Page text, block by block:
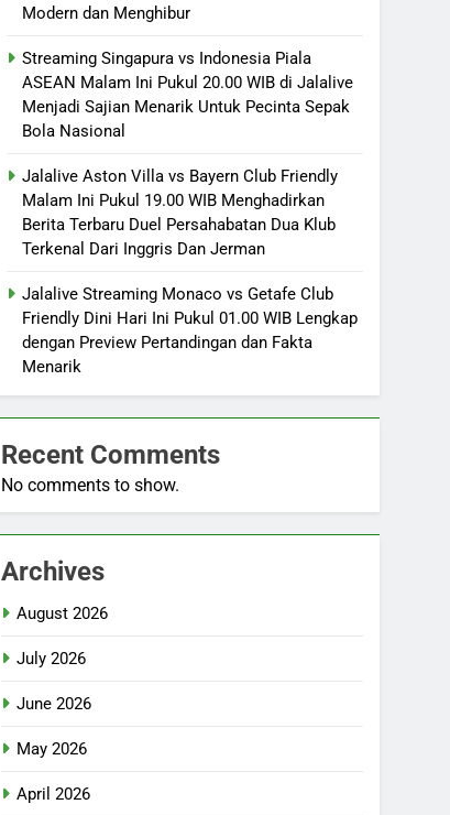
Modern dan Menghibur
Streaming Singapura vs Indonesia Piala
ASEAN Malam Ini Pukul 20.00 WIB di Jalalive
Menjadi Sajian Menarik Untuk Pecinta Sepak
Bola Nasional
Jalalive Aston Villa vs Bayern Club Friendly
Malam Ini Pukul 19.00 WIB Menghadirkan
Berita Terbaru Duel Persahabatan Dua Klub
Terkenal Dari Inggris Dan Jerman
Jalalive Streaming Monaco vs Getafe Club
Friendly Dini Hari Ini Pukul 01.00 WIB Lengkap
dengan Preview Pertandingan dan Fakta
Menarik
Recent Comments
No comments to show.
Archives
August 2026
July 2026
June 2026
May 2026
April 2026